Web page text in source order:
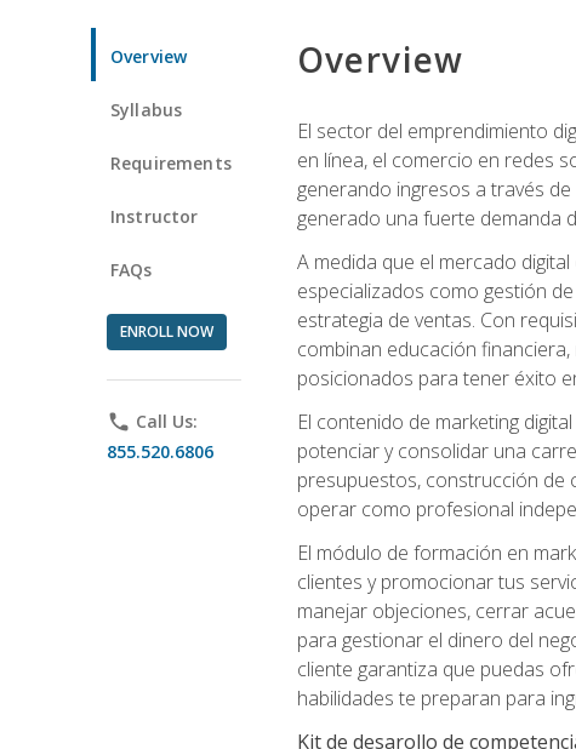
Overview
Syllabus
Requirements
Instructor
FAQs
ENROLL NOW
phone Call Us:
855.520.6806
Overview
El sector del emprendimiento
en línea, el comercio en redes
generando ingresos a través
generado una fuerte demanda
A medida que el mercado
especializados como gestión
estrategia de ventas. Con
combinan educación
posicionados para tener éxito
El contenido de marketing
potenciar y consolidar una
presupuestos, construcción de
operar como profesional
El módulo de formación en
clientes y promocionar tus
manejar objeciones, cerrar
para gestionar el dinero del
cliente garantiza que puedas
habilidades te preparan para
Kit de desarollo de